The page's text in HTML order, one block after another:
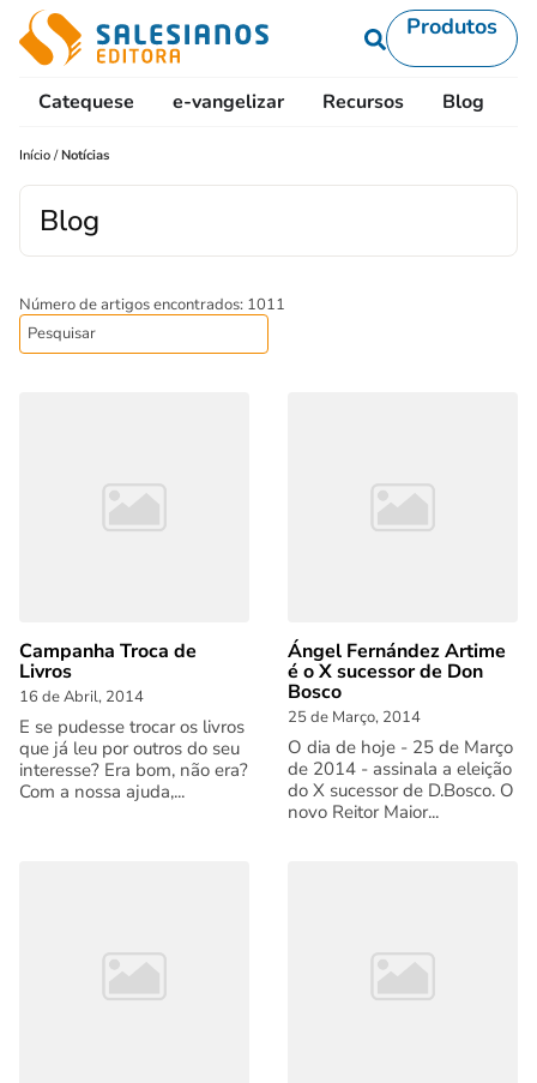
Produtos
Catequese e-vangelizar Recursos Blog
Início /Notícias
Blog
Número de artigos encontrados: 1011
Campanha Troca de
Livros
16 de Abril, 2014
E se pudesse trocar os livros
que já leu por outros do seu
interesse? Era bom, não era?
Com a nossa ajuda,...
Ángel Fernández Artime
é o X sucessor de Don
Bosco
25 de Março, 2014
O dia de hoje - 25 de Março
de 2014 - assinala a eleição
do X sucessor de D.Bosco. O
novo Reitor Maior...